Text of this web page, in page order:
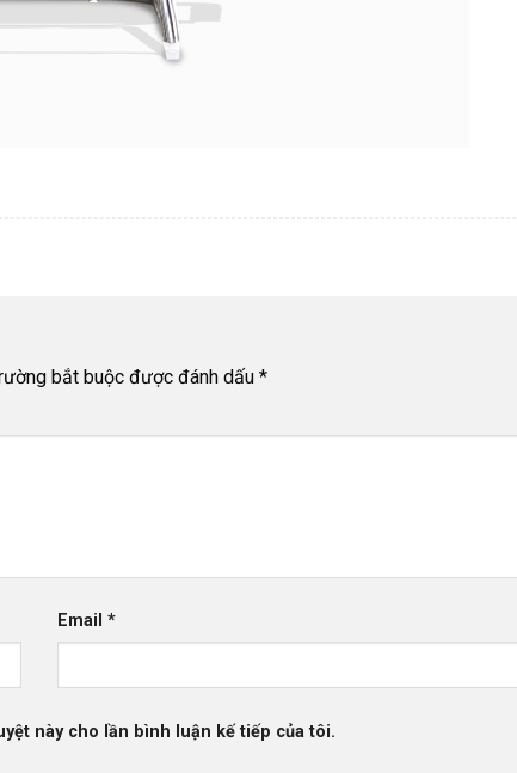
bắt buộc được đánh dấu *
Email *
này cho lần bình luận kế tiếp của tôi.